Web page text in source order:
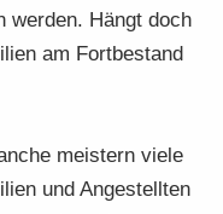
wer­den. Hängt doch
am Fort­be­stand
meis­tern viele
und An­ge­stell­ten